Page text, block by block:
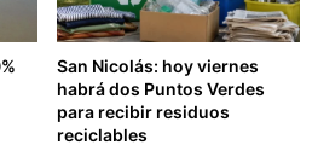
San Nicolás: hoy viernes
habrá dos Puntos Verdes
para recibir residuos
reciclables